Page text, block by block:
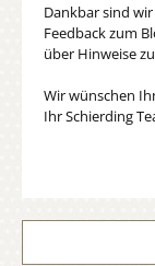
Dankbar sind
Feedback zum
über Hinweise
Wir wünschen
Ihr Schierding